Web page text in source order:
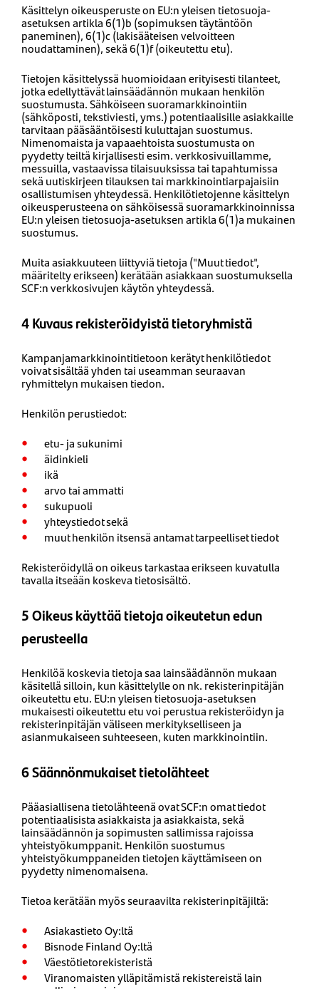
Käsittelyn oikeusperuste on EU:n yleisen tietosuoja-
asetuksen artikla 6(1)b (sopimuksen täytäntöön
paneminen), 6(1)c (lakisääteisen velvoitteen
noudattaminen), sekä 6(1)f (oikeutettu etu).
Tietojen käsittelyssä huomioidaan erityisesti tilanteet,
jotka edellyttävät lainsäädännön mukaan henkilön
suostumusta. Sähköiseen suoramarkkinointiin
(sähköposti, tekstiviesti, yms.) potentiaalisille asiakkaille
tarvitaan pääsääntöisesti kuluttajan suostumus.
Nimenomaista ja vapaaehtoista suostumusta on
pyydetty teiltä kirjallisesti esim. verkkosivuillamme,
messuilla, vastaavissa tilaisuuksissa tai tapahtumissa
sekä uutiskirjeen tilauksen tai markkinointiarpajaisiin
osallistumisen yhteydessä. Henkilötietojenne käsittelyn
oikeusperusteena on sähköisessä suoramarkkinoinnissa
EU:n yleisen tietosuoja-asetuksen artikla 6(1)a mukainen
suostumus.
Muita asiakkuuteen liittyviä tietoja ("Muut tiedot",
määritelty erikseen) kerätään asiakkaan suostumuksella
SCF:n verkkosivujen käytön yhteydessä.
4 Kuvaus rekisteröidyistä tietoryhmistä
Kampanjamarkkinointitietoon kerätyt henkilötiedot
voivat sisältää yhden tai useamman seuraavan
ryhmittelyn mukaisen tiedon.
Henkilön perustiedot:
etu- ja sukunimi
äidinkieli
ikä
arvo tai ammatti
sukupuoli
yhteystiedot sekä
muut henkilön itsensä antamat tarpeelliset tiedot
Rekisteröidyllä on oikeus tarkastaa erikseen kuvatulla
tavalla itseään koskeva tietosisältö.
5 Oikeus käyttää tietoja oikeutetun edun
perusteella
Henkilöä koskevia tietoja saa lainsäädännön mukaan
käsitellä silloin, kun käsittelylle on nk. rekisterinpitäjän
oikeutettu etu. EU:n yleisen tietosuoja-asetuksen
mukaisesti oikeutettu etu voi perustua rekisteröidyn ja
rekisterinpitäjän väliseen merkitykselliseen ja
asianmukaiseen suhteeseen, kuten markkinointiin.
6 Säännönmukaiset tietolähteet
Pääasiallisena tietolähteenä ovat SCF:n omat tiedot
potentiaalisista asiakkaista ja asiakkaista, sekä
lainsäädännön ja sopimusten sallimissa rajoissa
yhteistyökumppanit. Henkilön suostumus
yhteistyökumppaneiden tietojen käyttämiseen on
pyydetty nimenomaisena.
Tietoa kerätään myös seuraavilta rekisterinpitäjiltä:
Asiakastieto Oy:ltä
Bisnode Finland Oy:ltä
Väestötietorekisteristä
Viranomaisten ylläpitämistä rekistereistä lain